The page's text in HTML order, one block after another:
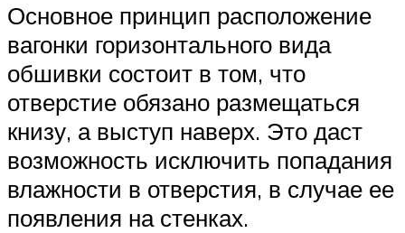
Основное принцип расположение
вагонки горизонтального вида
обшивки состоит в том, что
отверстие обязано размещаться
книзу, а выступ наверх. Это даст
возможность исключить попадания
влажности в отверстия, в случае ее
появления на стенках.